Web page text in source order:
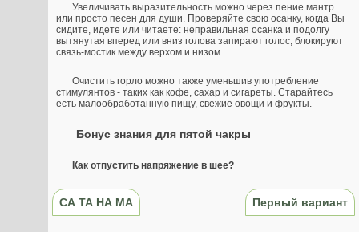
Увеличивать выразительность можно через пение мантр
или просто песен для души. Проверяйте свою осанку, когда Вы
сидите, идете или читаете: неправильная осанка и подолгу
вытянутая вперед или вниз голова запирают голос, блокируют
связь-мостик между верхом и низом.
Очистить горло можно также уменьшив употребление
стимулянтов - таких как кофе, сахар и сигареты. Старайтесь
есть малообработанную пищу, свежие овощи и фрукты.
Бонус знания для пятой чакры
Как отпустить напряжение в шее?
СА ТА НА МА Первый вариант